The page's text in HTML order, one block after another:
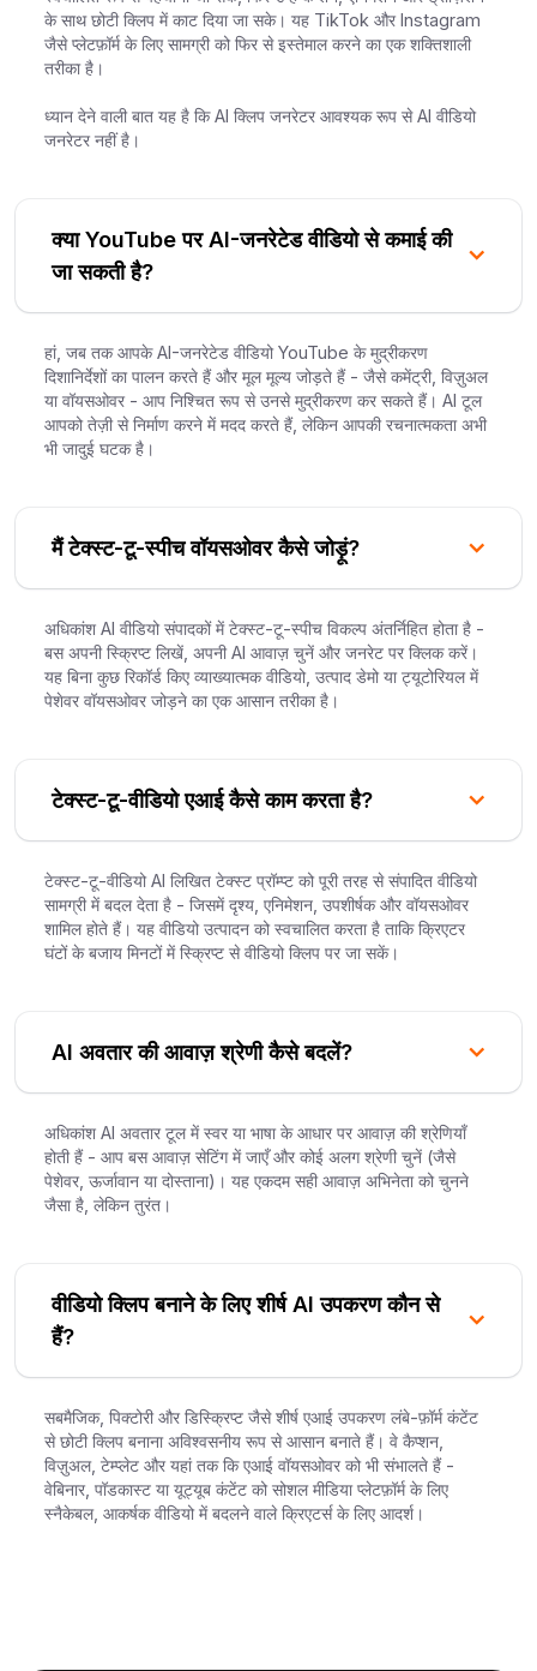
के साथ छोटी क्लिप में काट दिया जा सके। यह TikTok और Instagram
जैसे प्लेटफ़ॉर्म के लिए सामग्री को फिर से इस्तेमाल करने का एक शक्तिशाली
तरीका है।
ध्यान देने वाली बात यह है कि AI क्लिप जनरेटर आवश्यक रूप से AI वीडियो
जनरेटर नहीं है।
क्या YouTube पर AI-जनरेटेड वीडियो से कमाई की
जा सकती है?
हां, जब तक आपके AI-जनरेटेड वीडियो YouTube के मुद्रीकरण
दिशानिर्देशों का पालन करते हैं और मूल मूल्य जोड़ते हैं - जैसे कमेंट्री, विज़ुअल
या वॉयसओवर - आप निश्चित रूप से उनसे मुद्रीकरण कर सकते हैं। AI टूल
आपको तेज़ी से निर्माण करने में मदद करते हैं, लेकिन आपकी रचनात्मकता अभी
भी जादुई घटक है।
मैं टेक्स्ट-टू-स्पीच वॉयसओवर कैसे जोड़ूं?
अधिकांश AI वीडियो संपादकों में टेक्स्ट-टू-स्पीच विकल्प अंतर्निहित होता है -
बस अपनी स्क्रिप्ट लिखें, अपनी AI आवाज़ चुनें और जनरेट पर क्लिक करें।
यह बिना कुछ रिकॉर्ड किए व्याख्यात्मक वीडियो, उत्पाद डेमो या ट्यूटोरियल में
पेशेवर वॉयसओवर जोड़ने का एक आसान तरीका है।
टेक्स्ट-टू-वीडियो एआई कैसे काम करता है?
टेक्स्ट-टू-वीडियो AI लिखित टेक्स्ट प्रॉम्प्ट को पूरी तरह से संपादित वीडियो
सामग्री में बदल देता है - जिसमें दृश्य, एनिमेशन, उपशीर्षक और वॉयसओवर
शामिल होते हैं। यह वीडियो उत्पादन को स्वचालित करता है ताकि क्रिएटर
घंटों के बजाय मिनटों में स्क्रिप्ट से वीडियो क्लिप पर जा सकें।
AI अवतार की आवाज़ श्रेणी कैसे बदलें?
अधिकांश AI अवतार टूल में स्वर या भाषा के आधार पर आवाज़ की श्रेणियाँ
होती हैं - आप बस आवाज़ सेटिंग में जाएँ और कोई अलग श्रेणी चुनें (जैसे
पेशेवर, ऊर्जावान या दोस्ताना)। यह एकदम सही आवाज़ अभिनेता को चुनने
जैसा है, लेकिन तुरंत।
वीडियो क्लिप बनाने के लिए शीर्ष AI उपकरण कौन से
हैं?
सबमैजिक, पिक्टोरी और डिस्क्रिप्ट जैसे शीर्ष एआई उपकरण लंबे-फ़ॉर्म कंटेंट
से छोटी क्लिप बनाना अविश्वसनीय रूप से आसान बनाते हैं। वे कैप्शन,
विज़ुअल, टेम्प्लेट और यहां तक कि एआई वॉयसओवर को भी संभालते हैं -
वेबिनार, पॉडकास्ट या यूट्यूब कंटेंट को सोशल मीडिया प्लेटफ़ॉर्म के लिए
स्नैकेबल, आकर्षक वीडियो में बदलने वाले क्रिएटर्स के लिए आदर्श।